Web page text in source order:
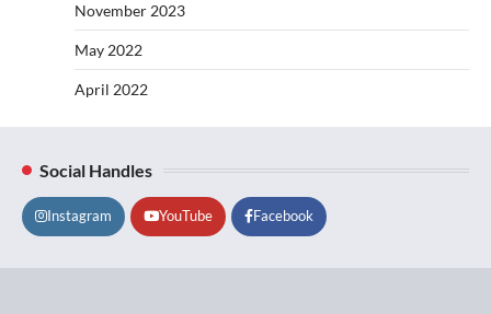
November 2023
May 2022
April 2022
Social Handles
Instagram YouTube Facebook